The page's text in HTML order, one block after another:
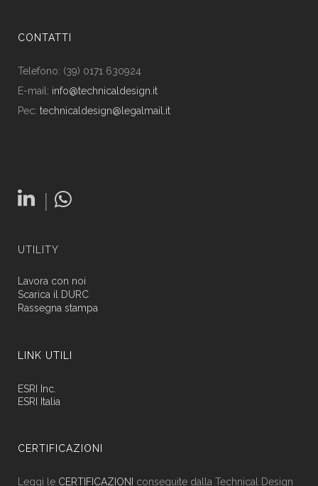
CONTATTI
Telefono: (39) 0171 630924
E-mail: info@technicaldesign.it
Pec: technicaldesign@legalmail.it
|
UTILITY
Lavora con noi
Scarica il DURC
Rassegna stampa
LINK UTILI
ESRI Inc.
ESRI Italia
CERTIFICAZIONI
Leggi le CERTIFICAZIONI conseguite dalla Technical Design